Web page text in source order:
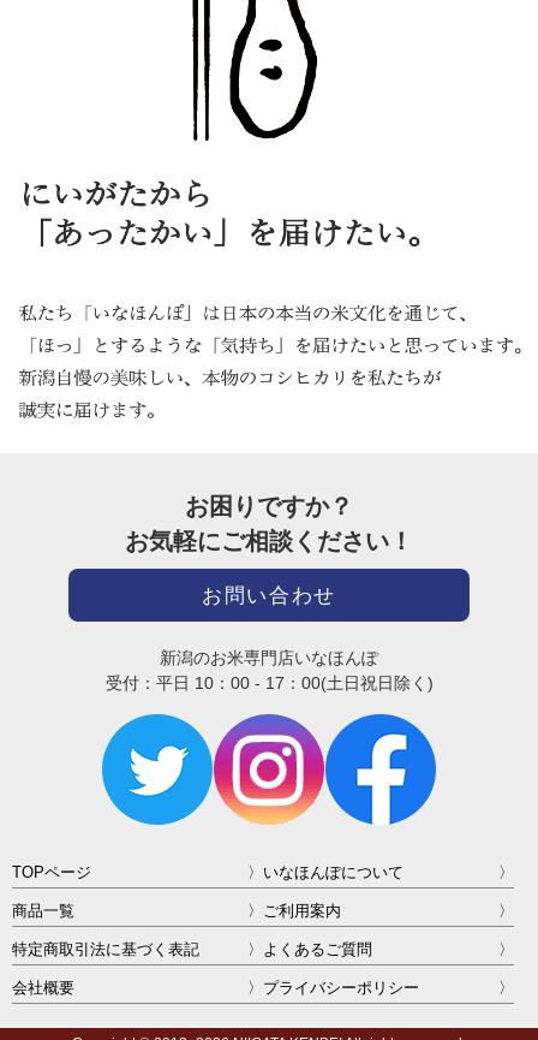
お困りですか？
お気軽にご相談ください！
お問い合わせ
新潟のお米専門店いなほんぽ
受付：平日 10：00 - 17：00(土日祝日除く)
TOPページ いなほんぽについて
商品一覧 ご利用案内
特定商取引法に基づく表記 よくあるご質問
会社概要 プライバシーポリシー